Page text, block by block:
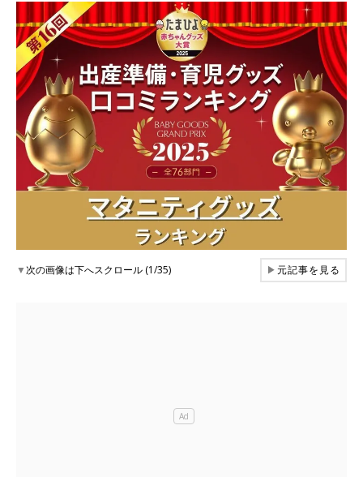
▼次の画像は下へスクロール (1/35) ▶元記事を見る